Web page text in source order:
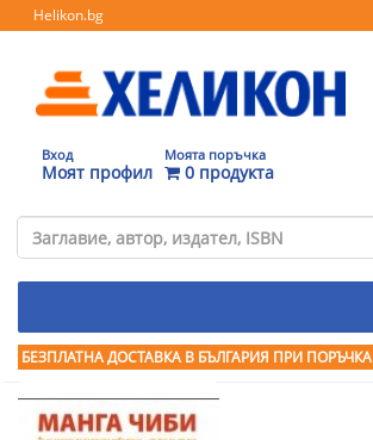
Helikon.bg
Вход
Моят профил
Моята поръчка
0 продукта
БЕЗПЛАТНА ДОСТАВКА В БЪЛГАРИЯ ПРИ ПОРЪЧКА